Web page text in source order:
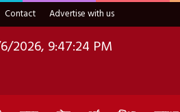
Contact Advertise with us
2026, 9:47:25 PM